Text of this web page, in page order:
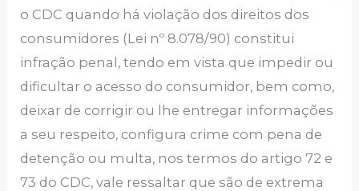
o CDC quando há violação dos direitos dos
consumidores (Lei nº 8.078/90) constitui
infração penal, tendo em vista que impedir ou
dificultar o acesso do consumidor, bem como,
deixar de corrigir ou lhe entregar informações
a seu respeito, configura crime com pena de
detenção ou multa, nos termos do artigo 72 e
73 do CDC, vale ressaltar que são de extrema